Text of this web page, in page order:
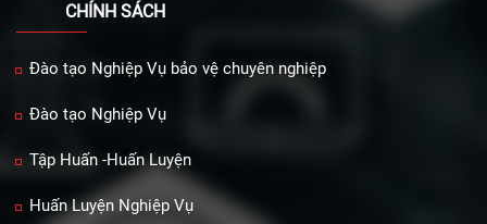
CHÍNH SÁCH
Đào tạo Nghiệp Vụ bảo vệ chuyên nghiệp
Đào tạo Nghiệp Vụ
Tập Huấn -Huấn Luyện
Huấn Luyện Nghiệp Vụ